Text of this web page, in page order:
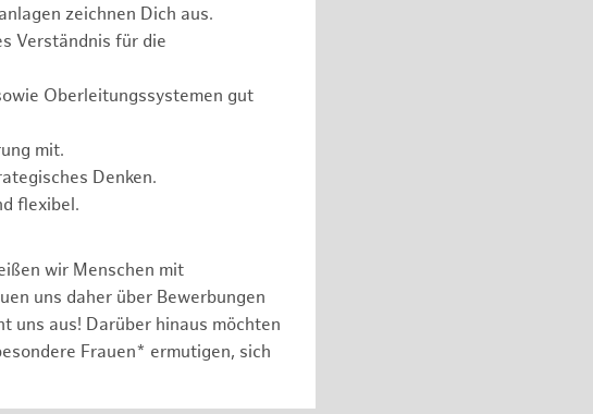
zeichnen Dich aus.
Verständnis für die
Oberleitungssystemen gut
mit.
Denken.
flexibel.
wir Menschen mit
uns daher über Bewerbungen
uns aus! Darüber hinaus möchten
Frauen* ermutigen, sich